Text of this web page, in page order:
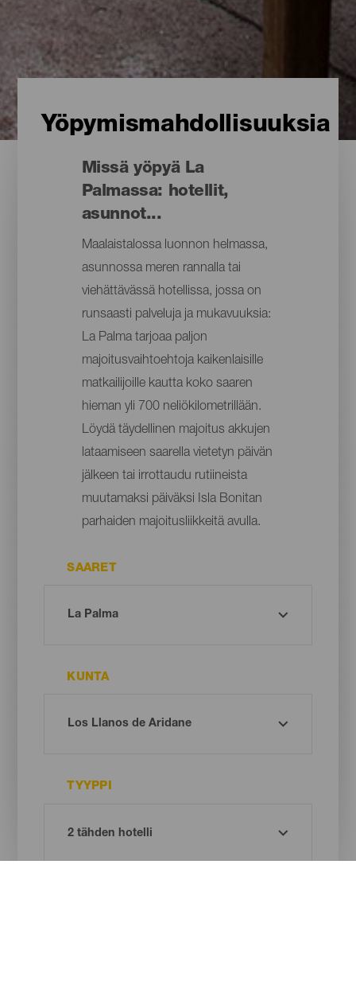
Yöpymismahdollisuuksia
Missä yöpyä La
Palmassa: hotellit,
asunnot...
Maalaistalossa luonnon helmassa,
asunnossa meren rannalla tai
viehättävässä hotellissa, jossa on
runsaasti palveluja ja mukavuuksia:
La Palma tarjoaa paljon
majoitusvaihtoehtoja kaikenlaisille
matkailijoille kautta koko saaren
hieman yli 700 neliökilometrillään.
Löydä täydellinen majoitus akkujen
lataamiseen saarella vietetyn päivän
jälkeen tai irrottaudu rutiineista
muutamaksi päiväksi Isla Bonitan
parhaiden majoitusliikkeitä avulla.
SAARET
KUNTA
TYYPPI